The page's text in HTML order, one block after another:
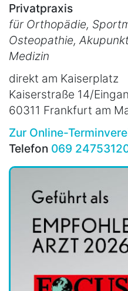
Privatpraxis
für Orthopädie,
Osteopathie,
Medizin
direkt am Kaiserplatz
Kaiserstraße 14/
60311 Frankfurt am
Zur Online-
Telefon 069